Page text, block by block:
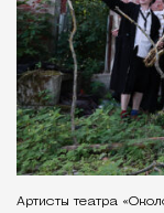
Артисты театра